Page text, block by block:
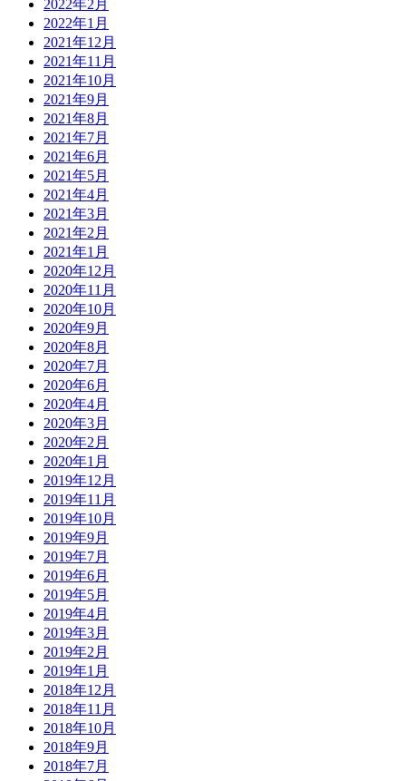
2022年2月
2022年1月
2021年12月
2021年11月
2021年10月
2021年9月
2021年8月
2021年7月
2021年6月
2021年5月
2021年4月
2021年3月
2021年2月
2021年1月
2020年12月
2020年11月
2020年10月
2020年9月
2020年8月
2020年7月
2020年6月
2020年4月
2020年3月
2020年2月
2020年1月
2019年12月
2019年11月
2019年10月
2019年9月
2019年7月
2019年6月
2019年5月
2019年4月
2019年3月
2019年2月
2019年1月
2018年12月
2018年11月
2018年10月
2018年9月
2018年7月